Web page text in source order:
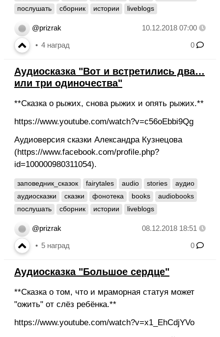
послушать
сборник истории liveblogs
@prizrak 10.12.2018 07:00
4 наград 0
Аудиосказка "Вот и встретились два…
или три одиночества"
**Сказка о рыжих, снова рыжих и опять рыжих.**
https://www.youtube.com/watch?v=c56oEbbi9Qg
Аудиоверсия сказки Александра Кузнецова
(https://www.facebook.com/profile.php?
id=100000980311054).
заповедник_сказок fairytales audio stories
аудио
аудиосказки
сказки фонотека books
audiobooks
послушать
сборник истории liveblogs
@prizrak 08.12.2018 18:51
5 наград 0
Аудиосказка "Большое сердце"
**Сказка о том, что и мраморная статуя может
"ожить" от слёз ребёнка.**
https://www.youtube.com/watch?v=x1_EhCdjYVo